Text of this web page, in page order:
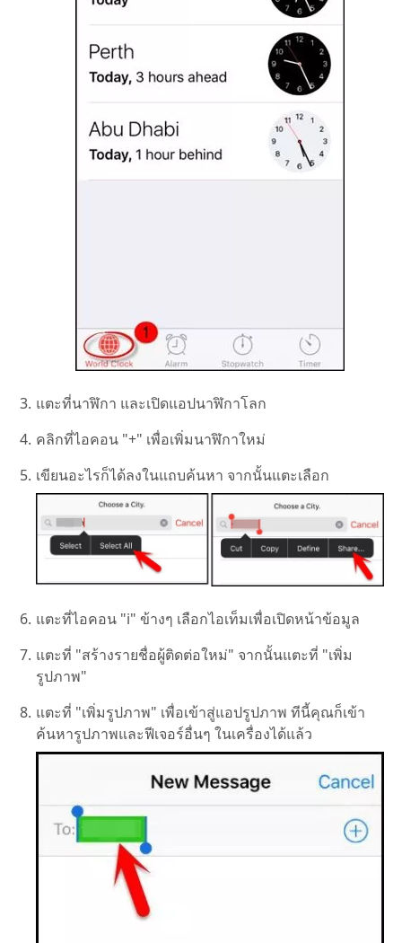
แตะที่นาฬิกา และเปิดแอปนาฬิกาโลก
คลิกที่ไอคอน "+" เพื่อเพิ่มนาฬิกาใหม่
เขียนอะไรก็ได้ลงในแถบค้นหา จากนั้นแตะเลือก
แตะที่ไอคอน "i" ข้างๆ เลือกไอเท็มเพื่อเปิดหน้าข้อมูล
แตะที่ "สร้างรายชื่อผู้ติดต่อใหม่" จากนั้นแตะที่ "เพิ่ม
รูปภาพ"
แตะที่ "เพิ่มรูปภาพ" เพื่อเข้าสู่แอปรูปภาพ ทีนี้คุณก็เข้า
ค้นหารูปภาพและฟีเจอร์อื่นๆ ในเครื่องได้แล้ว